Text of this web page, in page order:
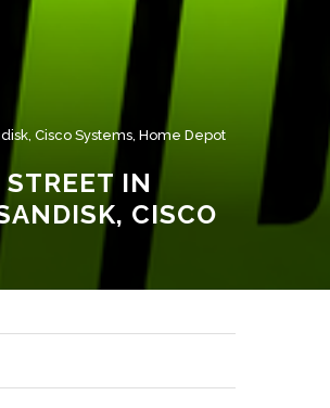
Cisco Systems, Home Depot
IN
CISCO